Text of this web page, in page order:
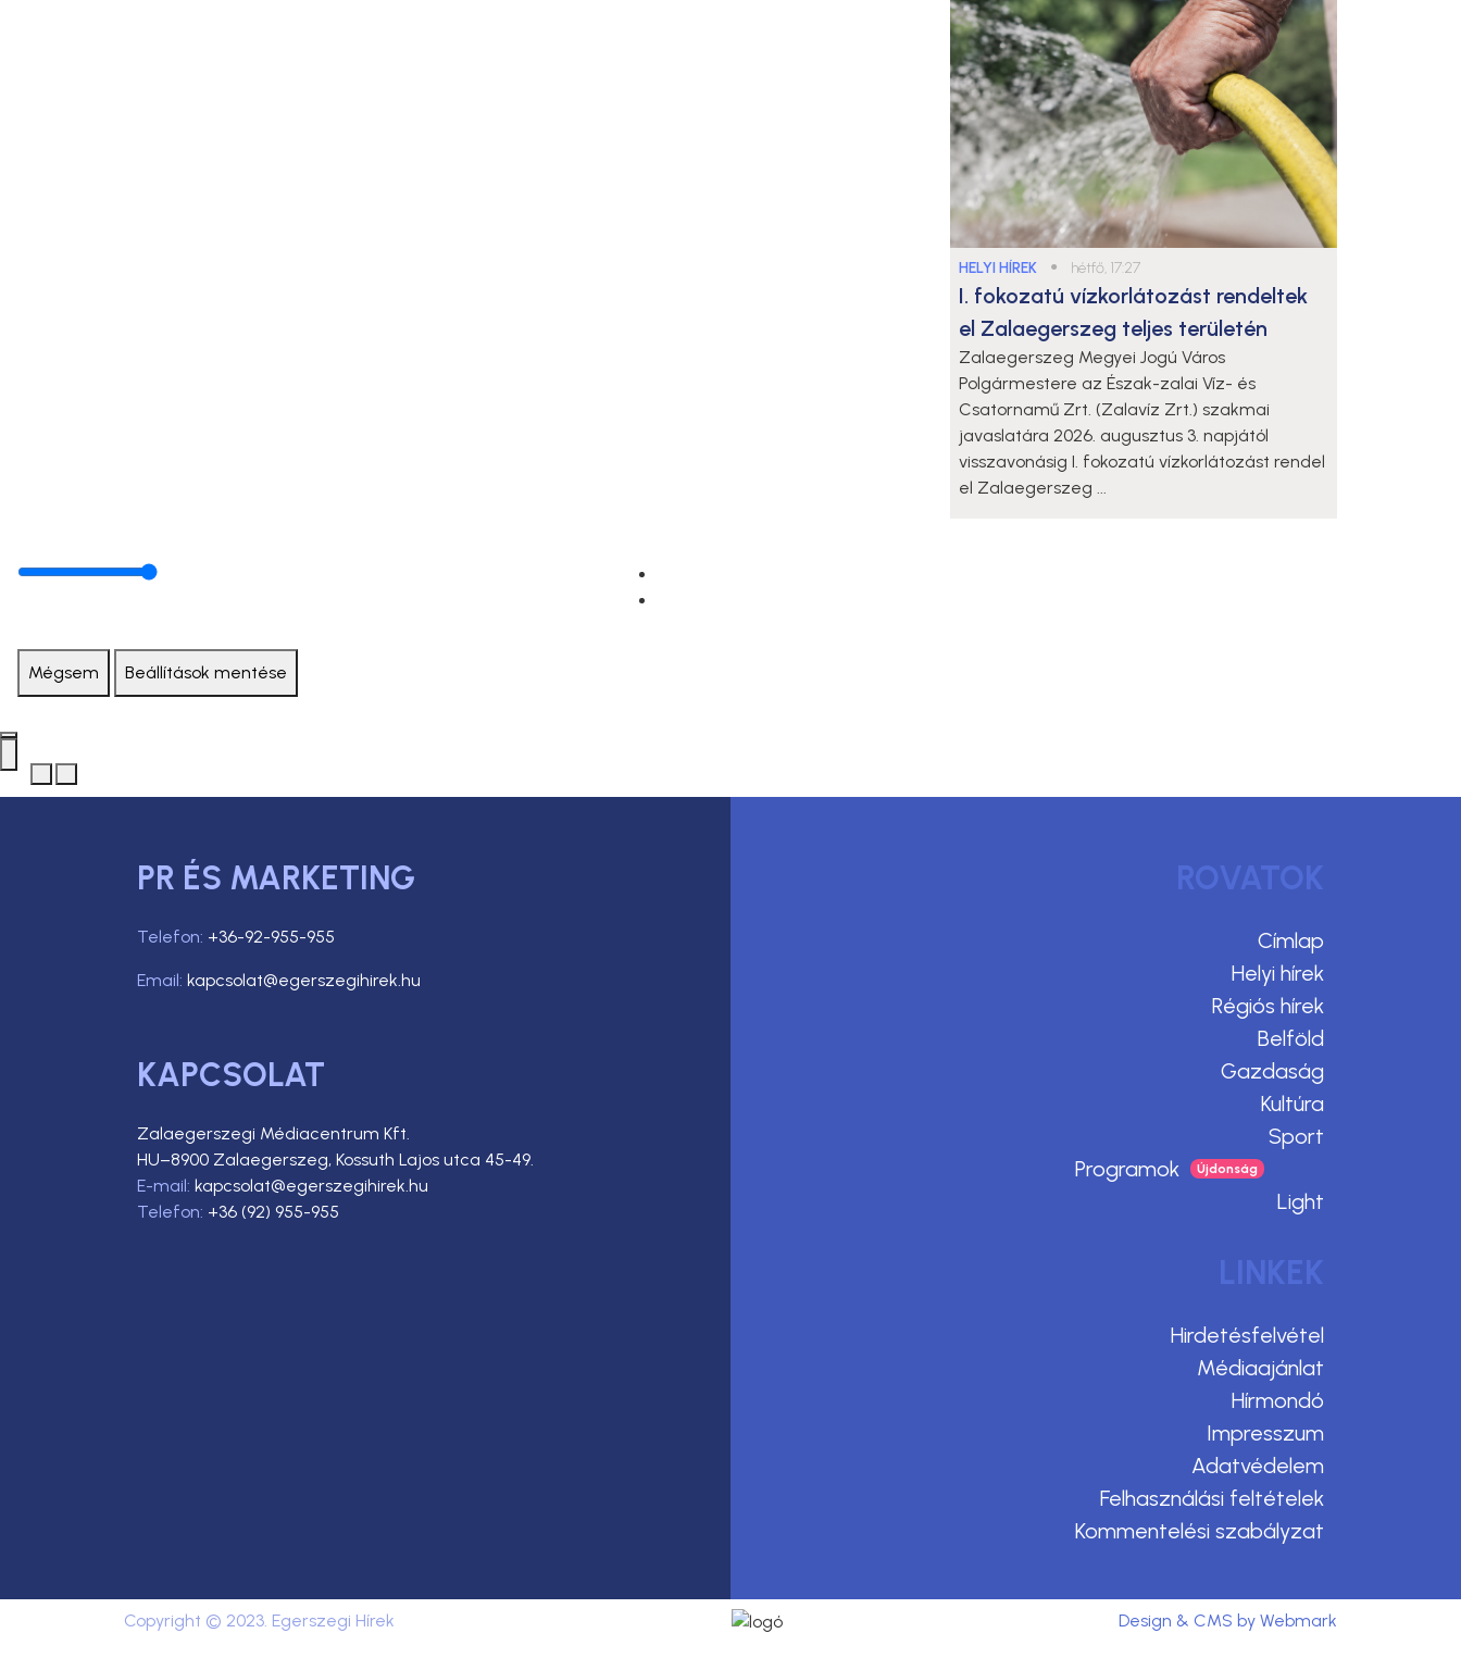
HELYI HÍREK ● hétfő, 17:27
I. fokozatú vízkorlátozást rendeltek
el Zalaegerszeg teljes területén
Zalaegerszeg Megyei Jogú Város
Polgármestere az Észak-zalai Víz- és
Csatornamű Zrt. (Zalavíz Zrt.) szakmai
javaslatára 2026. augusztus 3. napjától
visszavonásig I. fokozatú vízkorlátozást rendel
el Zalaegerszeg ...
Mégsem Beállítások mentése
PR ÉS MARKETING
Telefon: +36-92-955-955
Email: kapcsolat@egerszegihirek.hu
KAPCSOLAT
Zalaegerszegi Médiacentrum Kft.
HU–8900 Zalaegerszeg, Kossuth Lajos utca 45-49.
E-mail: kapcsolat@egerszegihirek.hu
Telefon: +36 (92) 955-955
ROVATOK
Címlap
Helyi hírek
Régiós hírek
Belföld
Gazdaság
Kultúra
Sport
Programok
Light
LINKEK
Hirdetésfelvétel
Médiaajánlat
Hírmondó
Impresszum
Adatvédelem
Felhasználási feltételek
Kommentelési szabályzat
Copyright © 2023. Egerszegi Hírek Design & CMS by Webmark